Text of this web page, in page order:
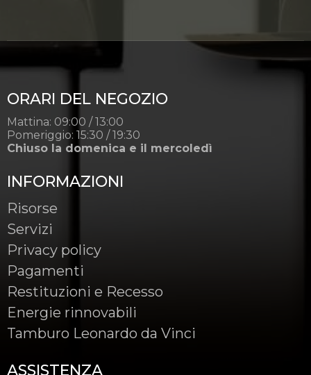
ORARI DEL NEGOZIO
Mattina: 09:00 / 13:00
Pomeriggio: 15:30 / 19:30
Chiuso la domenica e il mercoledì
INFORMAZIONI
Risorse
Servizi
Privacy policy
Pagamenti
Restituzioni e Recesso
Energie rinnovabili
Tamburo Leonardo da Vinci
ASSISTENZA